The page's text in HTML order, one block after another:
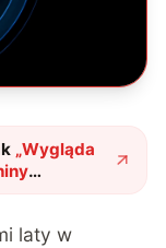
„Wygląda
na
laty w